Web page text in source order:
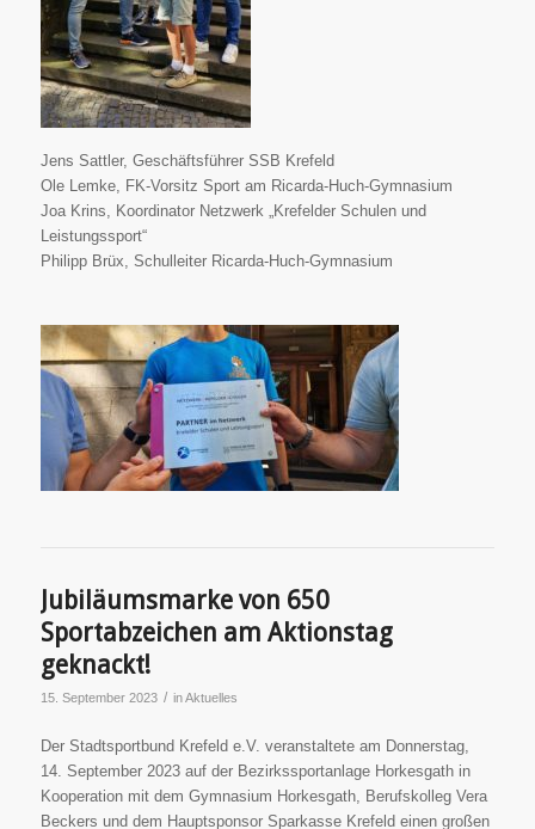
Jens Sattler, Geschäftsführer SSB Krefeld
Ole Lemke, FK-Vorsitz Sport am Ricarda-Huch-Gymnasium
Joa Krins, Koordinator Netzwerk „Krefelder Schulen und
Leistungssport“
Philipp Brüx, Schulleiter Ricarda-Huch-Gymnasium
Jubiläumsmarke von 650
Sportabzeichen am Aktionstag
geknackt!
15. September 2023 / inAktuelles
Der Stadtsportbund Krefeld e.V. veranstaltete am Donnerstag,
14. September 2023 auf der Bezirkssportanlage Horkesgath in
Kooperation mit dem Gymnasium Horkesgath, Berufskolleg Vera
Beckers und dem Hauptsponsor Sparkasse Krefeld einen großen